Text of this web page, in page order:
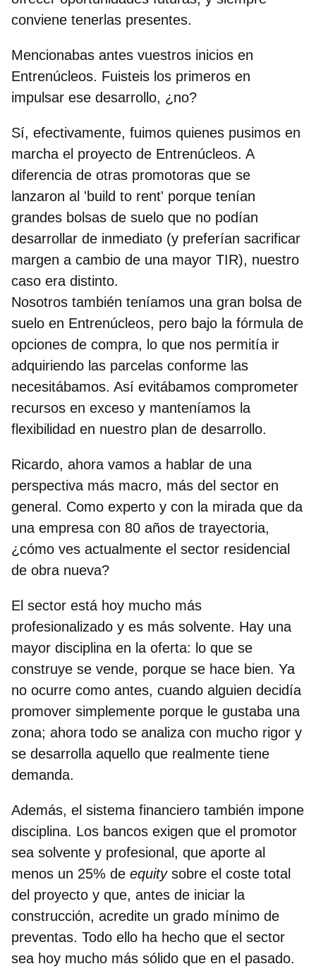
conviene tenerlas presentes.
Mencionabas antes vuestros inicios en
Entrenúcleos. Fuisteis los primeros en
impulsar ese desarrollo, ¿no?
Sí, efectivamente, fuimos quienes pusimos en
marcha el proyecto de Entrenúcleos. A
diferencia de otras promotoras que se
lanzaron al 'build to rent' porque tenían
grandes bolsas de suelo que no podían
desarrollar de inmediato (y preferían sacrificar
margen a cambio de una mayor TIR), nuestro
caso era distinto.
Nosotros también teníamos una gran bolsa de
suelo en Entrenúcleos, pero bajo la fórmula de
opciones de compra, lo que nos permitía ir
adquiriendo las parcelas conforme las
necesitábamos. Así evitábamos comprometer
recursos en exceso y manteníamos la
flexibilidad en nuestro plan de desarrollo.
Ricardo, ahora vamos a hablar de una
perspectiva más macro, más del sector en
general. Como experto y con la mirada que da
una empresa con 80 años de trayectoria,
¿cómo ves actualmente el sector residencial
de obra nueva?
El sector está hoy mucho más
profesionalizado y es más solvente. Hay una
mayor disciplina en la oferta: lo que se
construye se vende, porque se hace bien. Ya
no ocurre como antes, cuando alguien decidía
promover simplemente porque le gustaba una
zona; ahora todo se analiza con mucho rigor y
se desarrolla aquello que realmente tiene
demanda.
Además, el sistema financiero también impone
disciplina. Los bancos exigen que el promotor
sea solvente y profesional, que aporte al
menos un 25% de equitysobre el coste total
del proyecto y que, antes de iniciar la
construcción, acredite un grado mínimo de
preventas. Todo ello ha hecho que el sector
sea hoy mucho más sólido que en el pasado.